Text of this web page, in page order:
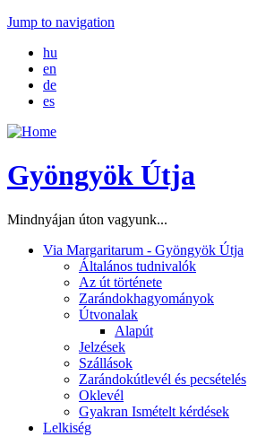
Jump to navigation
hu
en
de
es
Gyöngyök Útja
Mindnyájan úton vagyunk...
Via Margaritarum - Gyöngyök Útja
Általános tudnivalók
Az út története
Zarándokhagyományok
Útvonalak
Alapút
Jelzések
Szállások
Zarándokútlevél és pecsételés
Oklevél
Gyakran Ismételt kérdések
Lelkiség